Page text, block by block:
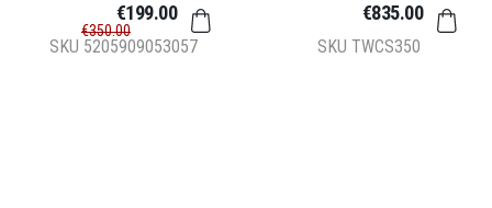
SKU 5205909053057
€350.00
€199.00
SKU TWCS350
€835.00